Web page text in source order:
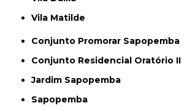
Vila Matilde
Conjunto Promorar Sapopemba
Conjunto Residencial Oratório II
Jardim Sapopemba
Sapopemba